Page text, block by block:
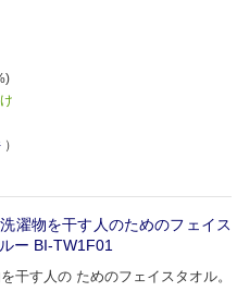
）
濯物を干す人のためのフェイス
ー BI-TW1F01
干す人の ためのフェイスタオル。